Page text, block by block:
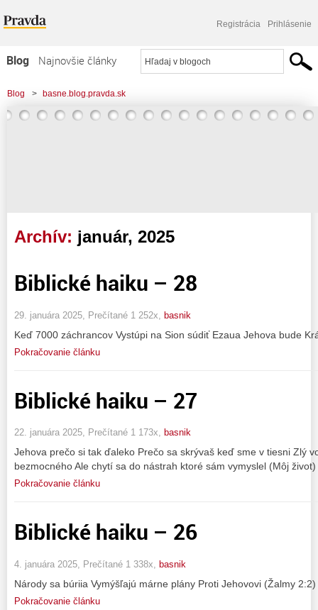
Registrácia Prihlásenie
Blog
Najnovšie články
Najčítanejšie články
Najkomentovanejšie články
Blog > basne.blog.pravda.sk
Archív: január, 2025
Biblické haiku – 28
29. januára 2025, Prečítané 1 252x, basnik
Keď 7000 záchrancov Vystúpi na Sion súdiť Ezaua Jehova bude
Pokračovanie článku
Biblické haiku – 27
22. januára 2025, Prečítané 1 173x, basnik
Jehova prečo si tak ďaleko Prečo sa skrývaš keď sme v tiesni Zlý
bezmocného Ale chytí sa do nástrah ktoré sám vymyslel (Môj život)
Pokračovanie článku
Biblické haiku – 26
4. januára 2025, Prečítané 1 338x, basnik
Národy sa búriia Vymýšľajú márne plány Proti Jehovovi (Žalmy
Pokračovanie článku